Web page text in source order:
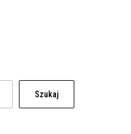
Szukaj